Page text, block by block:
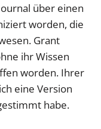
über einen
worden, die
Grant
ihr Wissen
worden. Ihrer
eine Version
habe.